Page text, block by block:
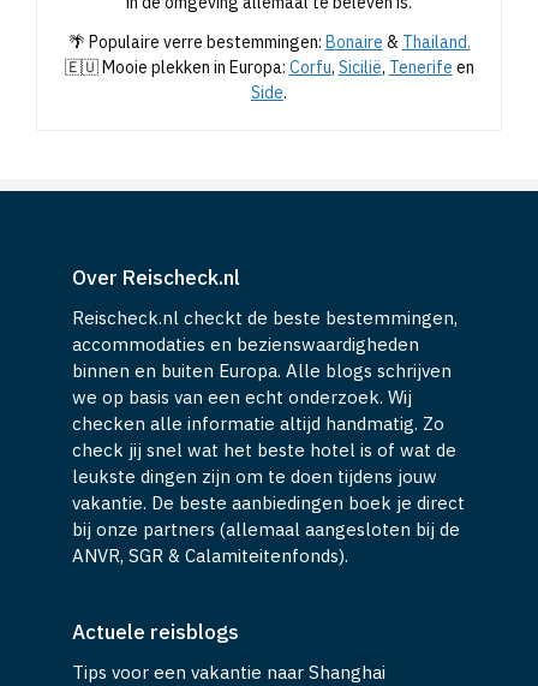
🌴 Populaire verre bestemmingen: Bonaire & Thailand.
🇪🇺 Mooie plekken in Europa: Corfu, Sicilië, Tenerife en
Side.
Over Reischeck.nl
Reischeck.nl checkt de beste bestemmingen,
accommodaties en bezienswaardigheden
binnen en buiten Europa. Alle blogs schrijven
we op basis van een echt onderzoek. Wij
checken alle informatie altijd handmatig. Zo
check jij snel wat het beste hotel is of wat de
leukste dingen zijn om te doen tijdens jouw
vakantie. De beste aanbiedingen boek je direct
bij onze partners (allemaal aangesloten bij de
ANVR, SGR & Calamiteitenfonds).
Actuele reisblogs
Tips voor een vakantie naar Shanghai